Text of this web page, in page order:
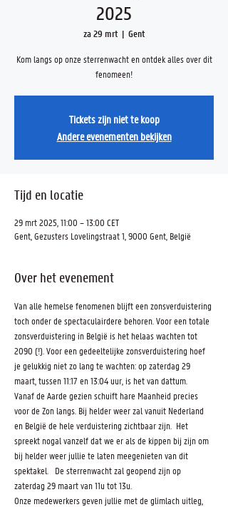
2025
za 29 mrt
  |
Gent
Kom langs op onze sterrenwacht en ontdek alles over dit
fenomeen!
Tickets zijn niet te koop
Andere evenementen bekijken
Tijd en locatie
29 mrt 2025, 11:00 – 13:00 CET
Gent, Gezusters Lovelingstraat 1, 9000 Gent, België
Over het evenement
Van alle hemelse fenomenen blijft een zonsverduistering
toch onder de spectaculairdere behoren. Voor een totale
zonsverduistering in België is het helaas wachten tot
2090 (!). Voor een gedeeltelijke zonsverduistering hoef
je gelukkig niet zo lang te wachten: op zaterdag 29
maart, tussen 11:17 en 13:04 uur, is het van dattum.
Vanaf de Aarde gezien schuift hare Maanheid precies
voor de Zon langs. Bij helder weer zal vanuit Nederland
en België de hele verduistering zichtbaar zijn.  Het
spreekt nogal vanzelf dat we er als de kippen bij zijn om
bij helder weer jullie te laten meegenieten van dit
spektakel.   De sterrenwacht zal geopend zijn op
zaterdag 29 maart van 11u tot 13u.
Onze medewerkers geven jullie met de glimlach uitleg,